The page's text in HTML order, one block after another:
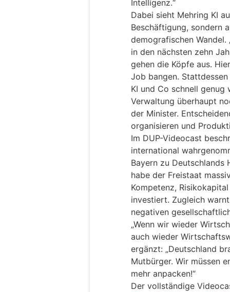
Intelligenz.“
Dabei sieht Mehring KI
Beschäftigung, sondern
demografischen
in den nächsten zehn
gehen die Köpfe aus.
Job bangen.
KI und Co schnell
Verwaltung überhaupt
der Minister.
organisieren und
Im DUP-Videocast
international
Bayern zu Deutschlands
habe der Freistaat
Kompetenz,
investiert. Zugleich
negativen
„Wenn wir wieder
auch wieder
ergänzt: „Deutschland
Mutbürger. Wir müssen
mehr anpacken!“
Der vollständige